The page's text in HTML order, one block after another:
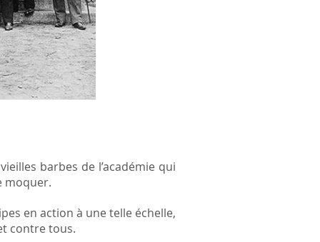
barbes de l’académie qui
moquer.
en action à une telle échelle,
contre tous.